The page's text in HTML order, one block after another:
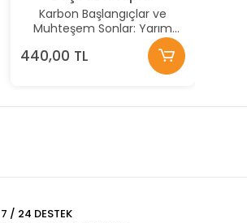
Karbon Başlangıçlar ve
Muhteşem Sonlar: Yarım
440,00 TL
7 / 24 DESTEK